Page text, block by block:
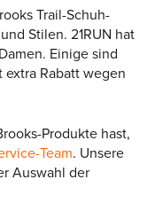
Trail-Schuh-
Stilen. 21RUN hat
Einige sind
Rabatt wegen
Produkte hast,
Team. Unsere
Auswahl der